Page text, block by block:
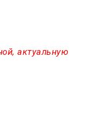
актуальную